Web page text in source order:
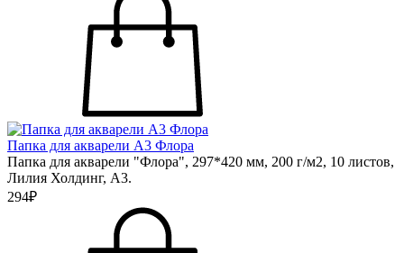
Папка для акварели А3 Флора
Папка для акварели "Флора", 297*420 мм, 200 г/м2, 10 листов,
Лилия Холдинг, А3.
294₽